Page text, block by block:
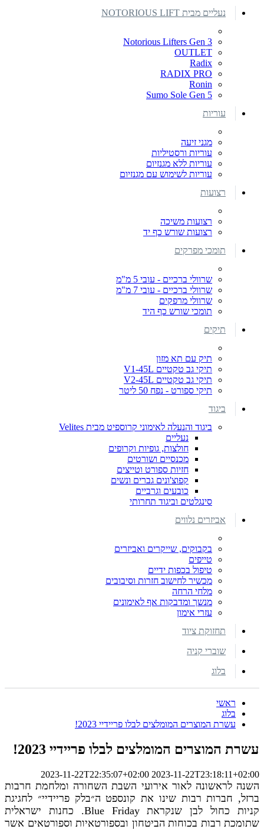
נעליים מבית NOTORIOUS LIFT
Notorious Lifters Gen 3
OUTLET
Radix
RADIX PRO
Ronin
Sumo Sole Gen 5
עוריות
מגני זיעה
עוריות ורסטיליות
עוריות ללא מגנזיום
עוריות לשימוש עם מגנזיום
רצועות
רצועות משיכה
רצועות שורש כף יד
תומכי מפרקים
שרוולי ברכיים - עובי 5 מ"מ
שרוולי ברכיים - עובי 7 מ"מ
שרוולי מרפקים
תומכי שורש כף היד
תיקים
תיק עם תא מזון
תיקי גב טקטיים V1-45L
תיקי גב טקטיים V2-45L
תיקי ספורט - נפח 50 ליטר
ביגוד
ביגוד והנעלה לאימוני קרוספיט מבית Velites
נעליים
חולצות, גופיות וקרופים
מכנסיים ושורטים
חזיות ספורט וטייצים
קפוצ'ונים גברים ונשים
כובעים וגרביים
סינגלטים וביגוד תחרותי
אביזרים נלווים
בקבוקים, שייקרים ואביזרים
טייפים
טיפול בכפות ידיים
מכשיר לחישוב חזרות וסיבובים
מלחי הרחה
מנשך ומדבקות אף לאימונים
עזרי אימון
תחזוקת ציוד
שוברי קניה
בלוג
ראשי
בלוג
עשרת המוצרים המומלצים לבלו פריידיי 2023!
עשרת המוצרים המומלצים לבלו פריידיי 2023!
2023-11-22T22:35:07+02:00 2023-11-22T23:18:11+02:00
השנה לראשונה לאור אירועי השבת השחורה ומלחמת חרבות
ברזל, חברות רבות שינו את קונספט ה״בלק פריידיי״ לחגיגת
קניות כחול לבן שנקראת Blue Friday. כחנות ישראלית
שתומכת רבות בכוחות הביטחון ובספורטאיות וספורטאים אשר